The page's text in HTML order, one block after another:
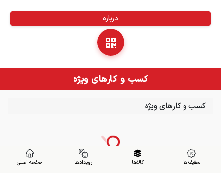
درباره
کسب و کارهای ویژه
کسب و کارهای ویژه
تخفیف ها کالاها رویدادها صفحه اصلی